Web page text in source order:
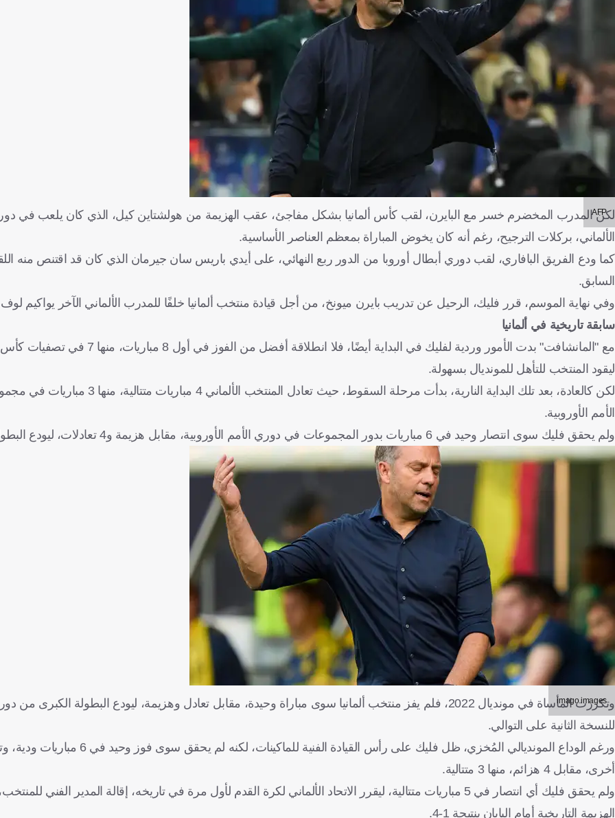
AFP
لكن المدرب المخضرم خسر مع البايرن، لقب كأس ألمانيا بشكل مفاجئ، عقب الهزيمة من هولشتاين كيل، الذي كان يلعب في دوري
الألماني، بركلات الترجيح، رغم أنه كان يخوض المباراة بمعظم العناصر الأساسية.
كما ودع الفريق البافاري، لقب دوري أبطال أوروبا من الدور ربع النهائي، على أيدي باريس سان جيرمان الذي كان قد اقتنص منه
السابق.
وفي نهاية الموسم، قرر فليك، الرحيل عن تدريب بايرن ميونخ، من أجل قيادة منتخب ألمانيا خلفًا للمدرب الألماني الآخر يواكيم
سابقة تاريخية في ألمانيا
ليقود المنتخب للتأهل للمونديال بسهولة.
لكن كالعادة، بعد تلك البداية النارية، بدأت مرحلة السقوط، حيث تعادل المنتخب
الأمم الأوروبية.
ولم يحقق فليك سوى انتصار وحيد في 6 مباريات بدور المجموعات في دوري الأمم الأوروبية، مقابل هزيمة و4 تعادلات، ليودع البطولة مبكرًا.
imago images
وتكررت المأساة في مونديال 2022، فلم يفز منتخب ألمانيا سوى مباراة وحيدة، مقابل تعادل وهزيمة، ليودع البطولة الكبرى
للنسخة الثانية على التوالي.
ورغم الوداع المونديالي المُخزي، ظل فليك على رأس القيادة الفنية
أخرى، مقابل 4 هزائم، منها 3 متتالية.
ولم يحقق فليك أي انتصار في 5 مباريات متتالية، ليقرر الاتحاد الألماني لكرة القدم لأول مرة في تاريخه، إقالة المدير الفني
الهزيمة التاريخية أمام اليابان بنتيجة 1-4.